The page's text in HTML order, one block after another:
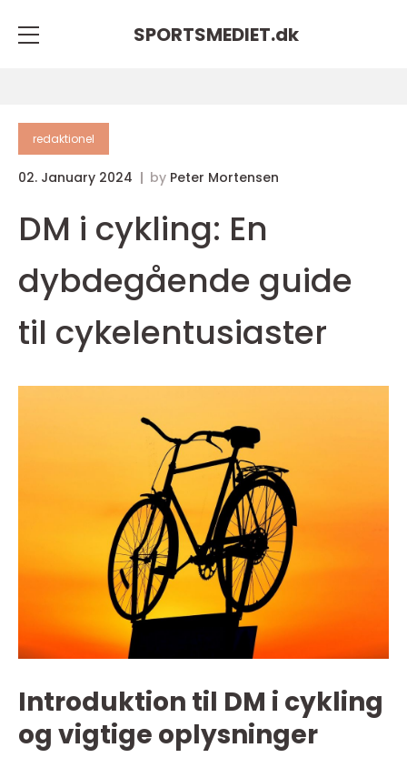
SPORTSMEDIET.dk
redaktionel
02. January 2024 by Peter Mortensen
DM i cykling: En
dybdegående guide
til cykelentusiaster
Introduktion til DM i cykling
og vigtige oplysninger